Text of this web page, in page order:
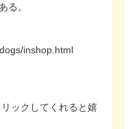
る。
inshop.html
ックしてくれると嬉